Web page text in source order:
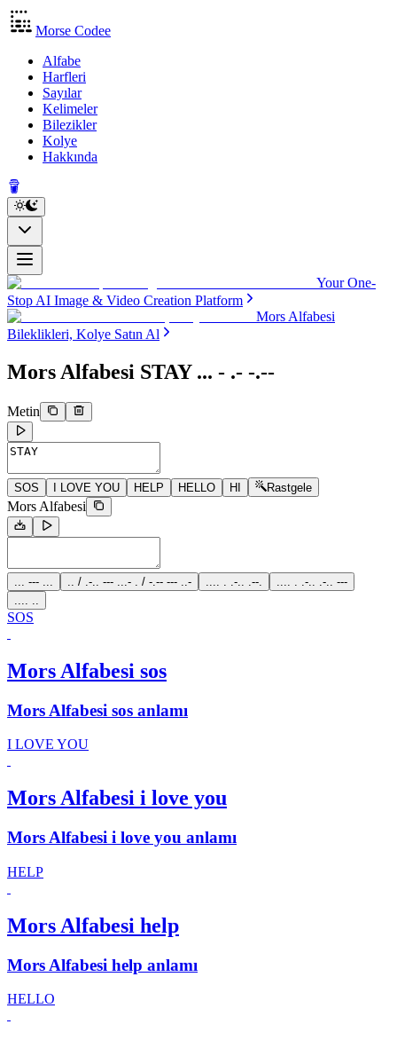
Morse Codee
Alfabe
Harfleri
Sayılar
Kelimeler
Bilezikler
Kolye
Hakkında
Your One-
Stop AI Image & Video Creation Platform
Mors Alfabesi
Bileklikleri, Kolye Satın Al
Mors Alfabesi STAY ... - .- -.--
Metin
SOS I LOVE YOU HELP HELLO HI Rastgele
Mors Alfabesi
... --- ... .. / .-.. --- ...- . / -.-- --- ..- .... . .-.. .--.
.... . .-.. .-.. ---
SOS
Mors Alfabesi sos
Mors Alfabesi sos anlamı
I LOVE YOU
Mors Alfabesi i love you
Mors Alfabesi i love you anlamı
HELP
Mors Alfabesi help
Mors Alfabesi help anlamı
HELLO